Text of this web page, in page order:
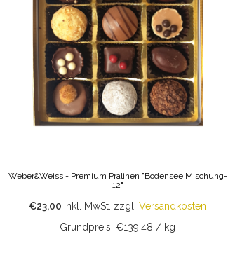
Weber&Weiss - Premium Pralinen "Bodensee Mischung-
12"
€23,00 Inkl. MwSt. zzgl. Versandkosten
Grundpreis: €139,48 / kg